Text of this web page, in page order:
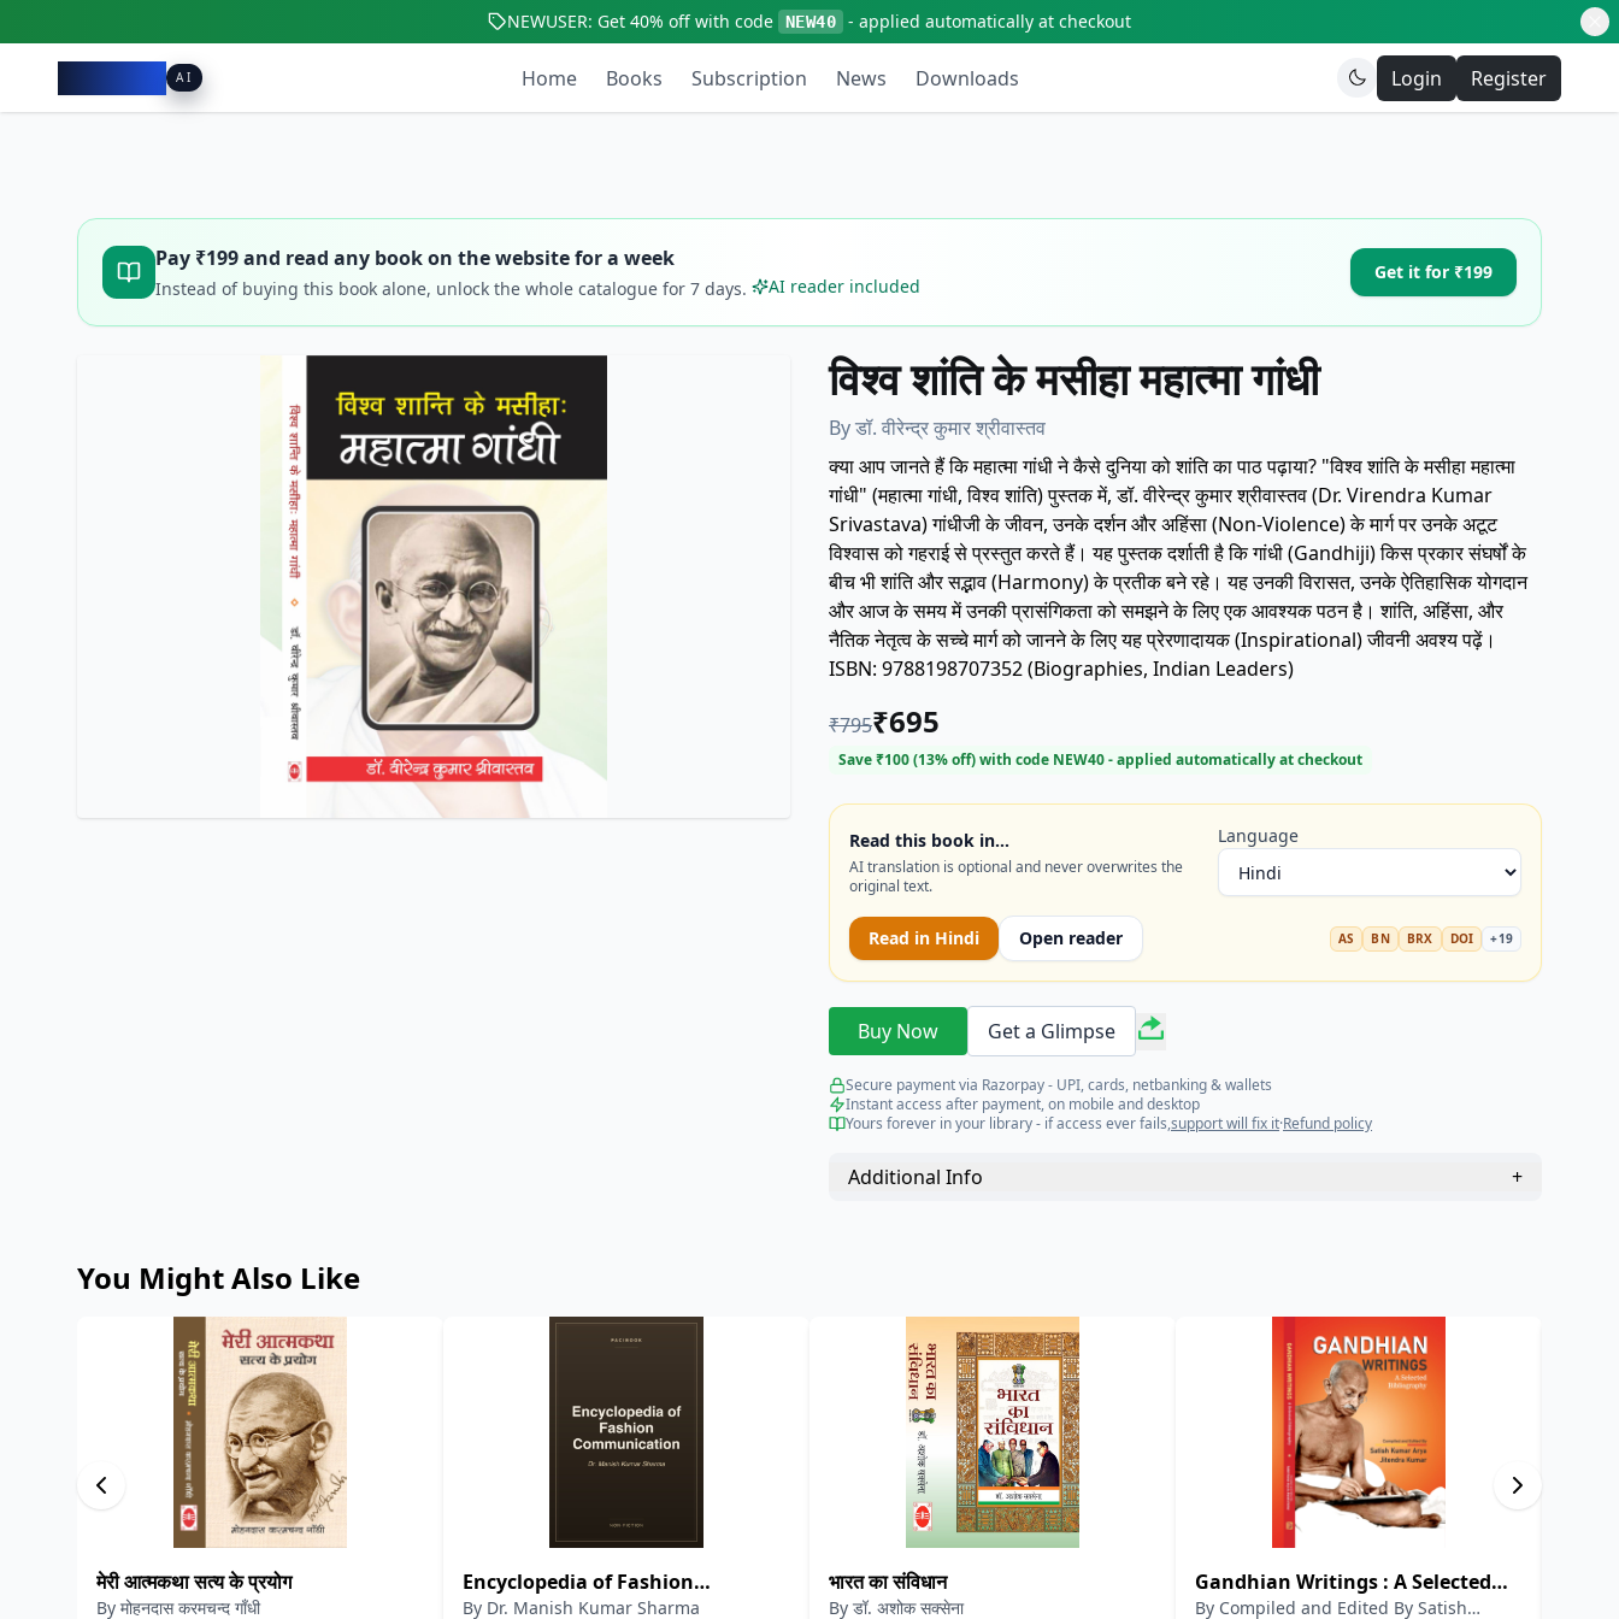
NEWUSER: Get40% off with code NEW40 - applied automatically at checkout
AI Home Books Subscription News Downloads Login Register
Pay ₹199and read any book on the website for a week
Instead of buying this book alone, unlock the whole catalogue for 7 days. AI reader included
Get it for ₹199
विश्व शांति के मसीहा महात्मा गांधी
Byडॉ. वीरेन्द्र कुमार श्रीवास्तव
क्या आप जानते हैं कि महात्मा गांधी ने कैसे दुनिया को शांति का पाठ पढ़ाया? "विश्व शांति के मसीहा महात्मा
गांधी" (महात्मा गांधी, विश्व शांति) पुस्तक में, डॉ. वीरेन्द्र कुमार श्रीवास्तव (Dr. Virendra Kumar
Srivastava) गांधीजी के जीवन, उनके दर्शन और अहिंसा (Non-Violence) के मार्ग पर उनके अटूट
विश्वास को गहराई से प्रस्तुत करते हैं। यह पुस्तक दर्शाती है कि गांधी (Gandhiji) किस प्रकार संघर्षों के
बीच भी शांति और सद्भाव (Harmony) के प्रतीक बने रहे। यह उनकी विरासत, उनके ऐतिहासिक योगदान
और आज के समय में उनकी प्रासंगिकता को समझने के लिए एक आवश्यक पठन है। शांति, अहिंसा, और
नैतिक नेतृत्व के सच्चे मार्ग को जानने के लिए यह प्रेरणादायक (Inspirational) जीवनी अवश्य पढ़ें।
ISBN: 9788198707352 (Biographies, Indian Leaders)
₹795₹695
Save ₹100(13% off) with code NEW40- applied automatically at checkout
Read this book in…
AI translation is optional and never overwrites the
original text.
Language
Read in Hindi Open reader AS BN BRX DOI +19
Buy Now Get a Glimpse
Secure payment via Razorpay - UPI, cards, netbanking & wallets
Instant access after payment, on mobile and desktop
Yours forever in your library - if access ever fails,support will fix it·Refund policy
Additional Info +
You Might Also Like
मेरी आत्मकथा सत्य के प्रयोग
By मोहनदास करमचन्द गाँधी
Encyclopedia of Fashion
Communication
By Dr. Manish Kumar Sharma
भारत का संविधान
By डॉ. अशोक सक्सेना
Gandhian Writings : A Selected
Bibliography
By Compiled and Edited By Satish